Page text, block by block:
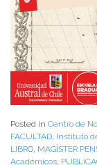
Posted in Centro de
FACULTAD Instituto
LIBRO MAGÍSTER
Académicos